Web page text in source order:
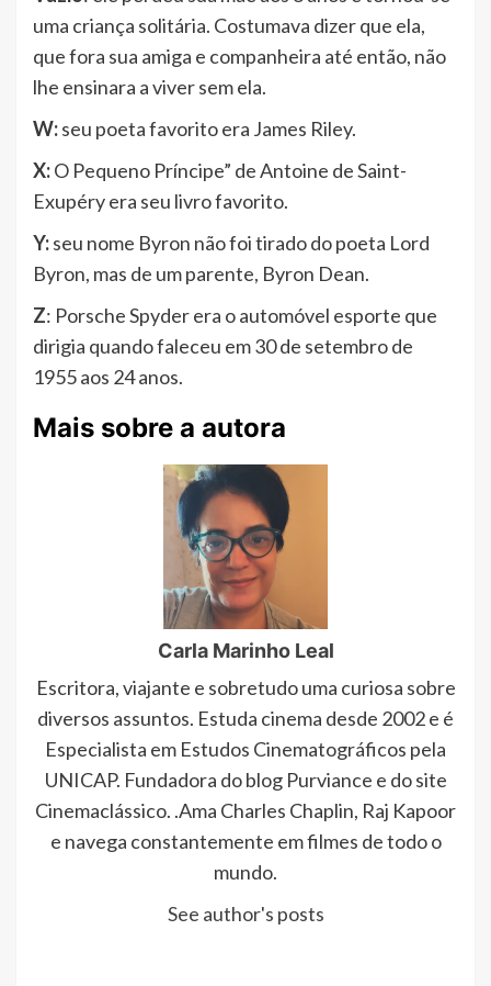
uma criança solitária. Costumava dizer que ela,
que fora sua amiga e companheira até então, não
lhe ensinara a viver sem ela.
W:seu poeta favorito era James Riley.
X:O Pequeno Príncipe” de Antoine de Saint-
Exupéry era seu livro favorito.
Y:seu nome Byron não foi tirado do poeta Lord
Byron, mas de um parente, Byron Dean.
Z: Porsche Spyder era o automóvel esporte que
dirigia quando faleceu em 30 de setembro de
1955 aos 24 anos.
Mais sobre a autora
Carla Marinho Leal
Escritora, viajante e sobretudo uma curiosa sobre
diversos assuntos. Estuda cinema desde 2002 e é
Especialista em Estudos Cinematográficos pela
UNICAP. Fundadora do blog Purviance e do site
Cinemaclássico. .Ama Charles Chaplin, Raj Kapoor
e navega constantemente em filmes de todo o
mundo.
See author's posts